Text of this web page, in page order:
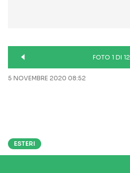
FOTO 1 DI 12
5 NOVEMBRE 2020 08:52
ESTERI